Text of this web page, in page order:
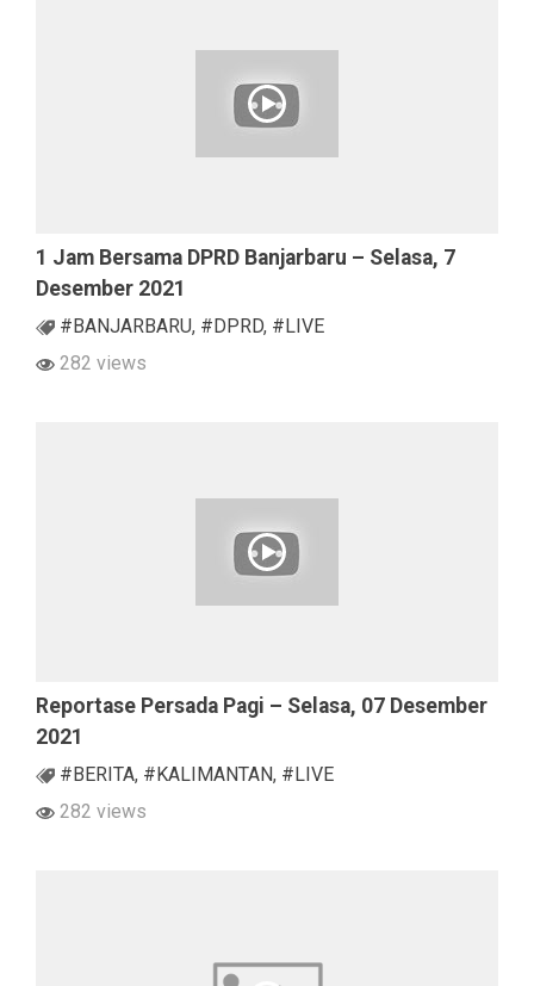
1 Jam Bersama DPRD Banjarbaru – Selasa, 7
Desember 2021
#BANJARBARU, #DPRD, #LIVE
282 views
Reportase Persada Pagi – Selasa, 07 Desember
2021
#BERITA, #KALIMANTAN, #LIVE
282 views